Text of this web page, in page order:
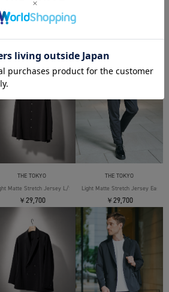
Jersey S/S T-Shirts
THE TOKYO
Matte Stretch Jersey L/S Shirt
￥29,700
THE TOKYO
Light Matte Stretch Jersey Easy
￥29,700